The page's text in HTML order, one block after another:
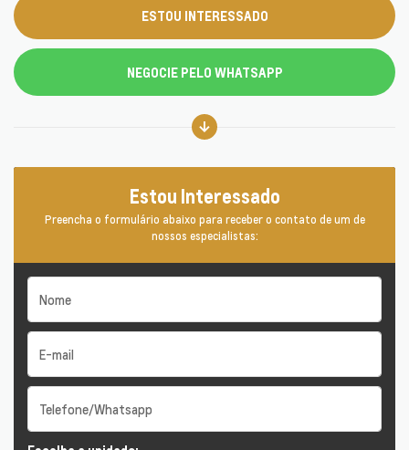
ESTOU INTERESSADO
NEGOCIE PELO WHATSAPP
Estou Interessado
Preencha o formulário abaixo para receber o contato de um de
nossos especialistas: